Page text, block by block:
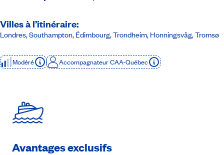
Villes à l’itinéraire:
Londres, Southampton, Édimbourg, Trondheim, Honningsvåg, Tromsø
Modéré Accompagnateur CAA-Québec
Avantages exclusifs